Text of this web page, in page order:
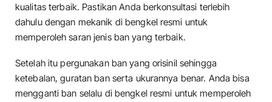
kualitas terbaik. Pastikan Anda berkonsultasi terlebih
dahulu dengan mekanik di bengkel resmi untuk
memperoleh saran jenis ban yang terbaik.
Setelah itu pergunakan ban yang orisinil sehingga
ketebalan, guratan ban serta ukurannya benar. Anda bisa
mengganti ban selalu di bengkel resmi untuk memperoleh